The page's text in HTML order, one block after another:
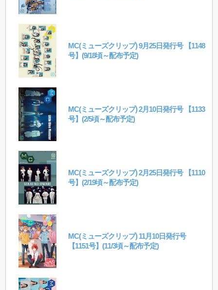
MC(ミューズクリップ) 9月25日発行号 【1148
号】(9/18頃～配布予定)
MC(ミューズクリップ) 2月10日発行号 【1133
号】(2/5頃～配布予定)
MC(ミューズクリップ) 2月25日発行号 【1110
号】(2/19頃～配布予定)
MC(ミューズクリップ) 11月10日発行号
【1151号】(11/3頃～配布予定)